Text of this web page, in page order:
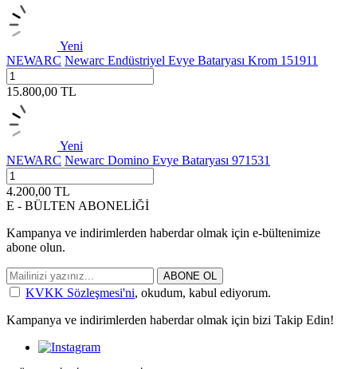
Yeni
NEWARC Newarc Endüstriyel Evye Bataryası Krom 151911
15.800,00 TL
Yeni
NEWARC Newarc Domino Evye Bataryası 971531
4.200,00 TL
E - BÜLTEN ABONELİĞİ
Kampanya ve indirimlerden haberdar olmak için e-bültenimize
abone olun.
ABONE OL
KVKK Sözleşmesi'ni, okudum, kabul ediyorum.
Kampanya ve indirimlerden haberdar olmak için bizi Takip Edin!